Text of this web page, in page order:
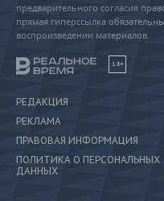
предварительного согласия
прямая гиперссылка
воспроизведении материалов.
18+
РЕДАКЦИЯ
РЕКЛАМА
ПРАВОВАЯ ИНФОРМАЦИЯ
ПОЛИТИКА О ПЕРСОНАЛЬНЫХ
ДАННЫХ